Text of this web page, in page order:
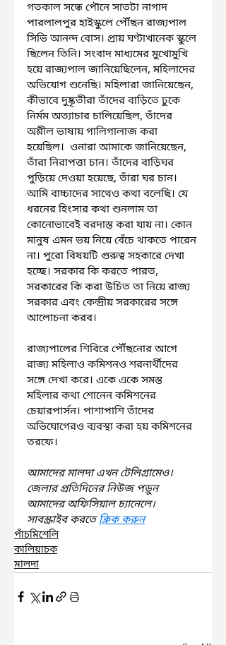
গতকাল সন্ধে পৌনে সাতটা নাগাদ
পারলালপুর হাইস্কুলে পৌঁছন রাজ্যপাল
সিভি আনন্দ বোস। প্রায় ঘণ্টাখানেক স্কুলে
ছিলেন তিনি। সংবাদ মাধ্যমের মুখোমুখি
হয়ে রাজ্যপাল জানিয়েছিলেন, মহিলাদের
অভিযোগ শুনেছি। মহিলারা জানিয়েছেন,
কীভাবে দুষ্কৃতীরা তাঁদের বাড়িতে ঢুকে
নির্মম অত্যাচার চালিয়েছিল, তাঁদের
অশ্লীল ভাষায় গালিগালাজ করা
হয়েছিল।  ওনারা আমাকে জানিয়েছেন,
তাঁরা নিরাপত্তা চান। তাঁদের বাড়িঘর
পুড়িয়ে দেওয়া হয়েছে, তাঁরা ঘর চান।
আমি বাচ্চাদের সাথেও কথা বলেছি। যে
ধরনের হিংসার কথা শুনলাম তা
কোনোভাবেই বরদাস্ত করা যায় না। কোন
মানুষ এমন ভয় নিয়ে বেঁচে থাকতে পারেন
না। পুরো বিষয়টি গুরুত্ব সহকারে দেখা
হচ্ছে। সরকার কি করতে পারত,
সরকারের কি করা উচিত তা নিয়ে রাজ্য
সরকার এবং কেন্দ্রীয় সরকারের সঙ্গে
আলোচনা করব।
রাজ্যপালের শিবিরে পৌঁছনোর আগে
রাজ্য মহিলাও কমিশনও শরনার্থীদের
সঙ্গে দেখা করে। একে একে সমস্ত
মহিলার কথা শোনেন কমিশনের
চেয়ারপার্সন। পাশাপাশি তাঁদের
অভিযোগেরও ব্যবস্থা করা হয় কমিশনের
তরফে।
আমাদের মালদা এখন টেলিগ্রামেও।
জেলার প্রতিদিনের নিউজ পড়ুন
আমাদের অফিসিয়াল চ্যানেলে।
সাবস্ক্রাইব করতে ক্লিক করুন
পাঁচমিশেলি
কালিয়াচক
মালদা